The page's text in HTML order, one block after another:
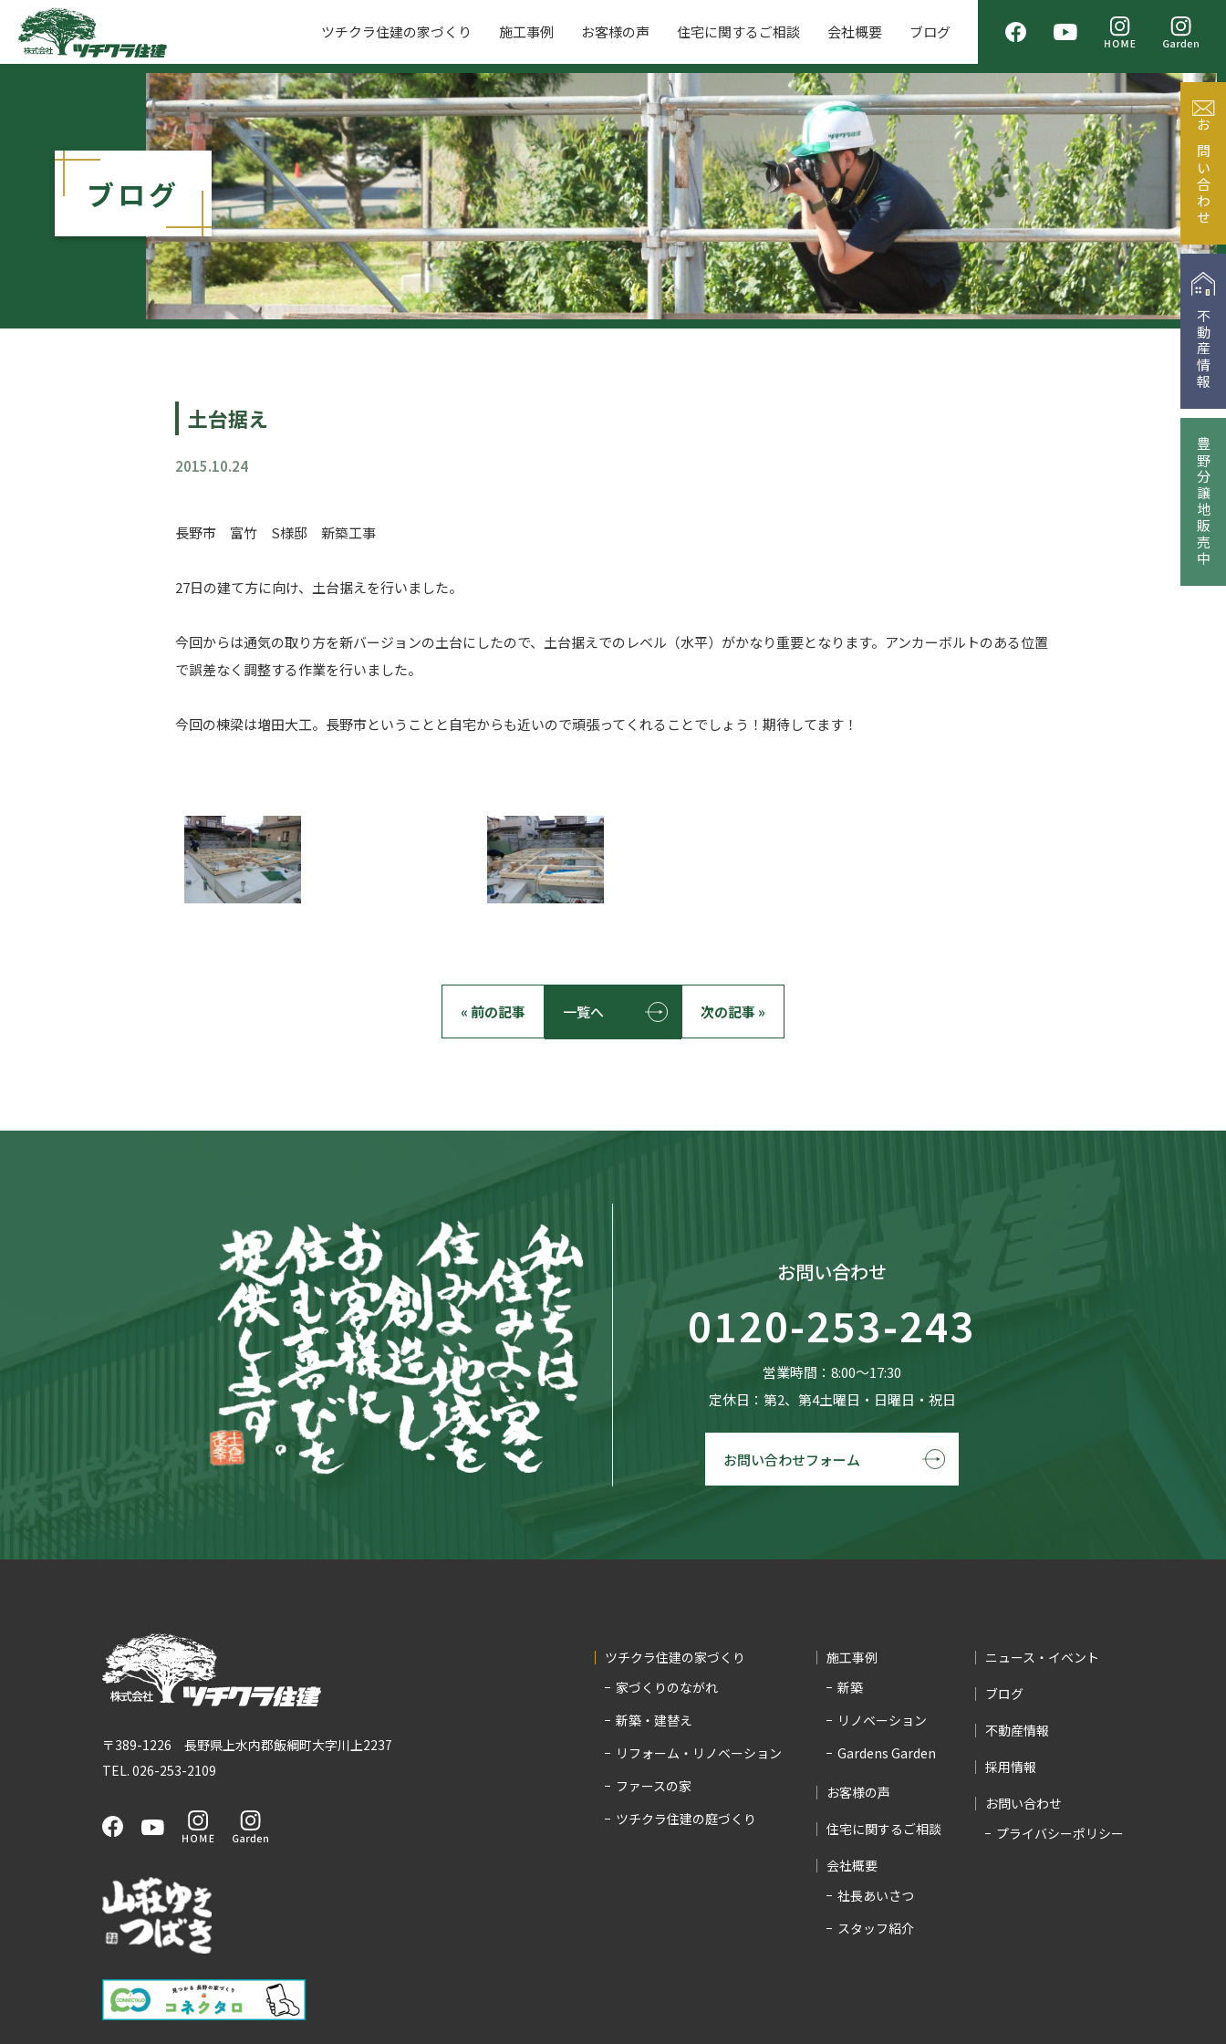
ツチクラ住建の家づくり 施工事例 お客様の声 住宅に関するご相談 会社概要 ブログ
ブログ
土台据え
2015.10.24
長野市 富竹 S様邸 新築工事
27日の建て方に向け、土台据えを行いました。
今回からは通気の取り方を新バージョンの土台にしたので、土台据えでのレベル（水平）がかなり重要となります。アンカーボルトのある位置
で誤差なく調整する作業を行いました。
今回の棟梁は増田大工。長野市ということと自宅からも近いので頑張ってくれることでしょう！期待してます！
« 前の記事 一覧へ 次の記事 »
お問い合わせ
不動産情報
豊野分譲地販売中
お問い合わせ
0120-253-243
営業時間：8:00〜17:30
定休日：第2、第4土曜日・日曜日・祝日
お問い合わせフォーム
〒389-1226 長野県上水内郡飯綱町大字川上2237
TEL. 026-253-2109
ツチクラ住建の家づくり
家づくりのながれ
新築・建替え
リフォーム・リノベーション
ファースの家
ツチクラ住建の庭づくり
施工事例
新築
リノベーション
Gardens Garden
お客様の声
住宅に関するご相談
会社概要
社長あいさつ
スタッフ紹介
ニュース・イベント
ブログ
不動産情報
採用情報
お問い合わせ
プライバシーポリシー